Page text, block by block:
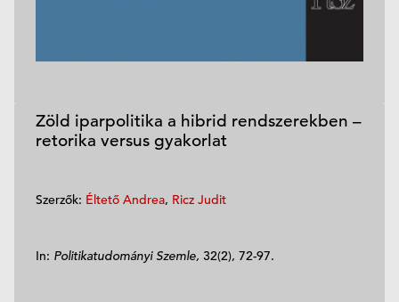
Zöld iparpolitika a hibrid rendszerekben –
retorika versus gyakorlat
Szerzők: Éltető Andrea, Ricz Judit
In: Politikatudományi Szemle, 32(2), 72-97.